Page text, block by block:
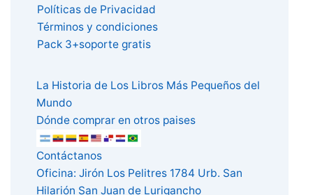
Políticas de Privacidad
Términos y condiciones
Pack 3+soporte gratis
La Historia de Los Libros Más Pequeños del
Mundo
Dónde comprar en otros paises
Contáctanos
Oficina: Jirón Los Pelitres 1784 Urb. San
Hilarión San Juan de Lurigancho